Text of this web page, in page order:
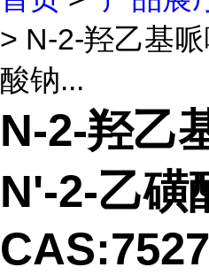
> N-2-羟乙基
酸钠...
N-2-羟乙
N'-2-乙磺